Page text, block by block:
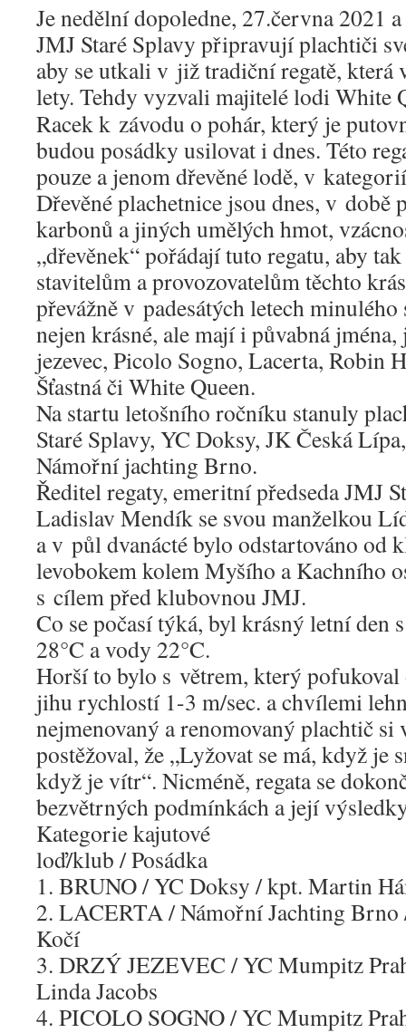
Je nedělní dopoledne, 27.června 2021
JMJ Staré Splavy připravují plachtiči
aby se utkali v již tradiční regatě, která
lety. Tehdy vyzvali majitelé lodi White
Racek k závodu o pohár, který je
budou posádky usilovat i dnes. Této
pouze a jenom dřevěné lodě, v
Dřevěné plachetnice jsou dnes, v době
karbonů a jiných umělých hmot,
„dřevěnek“ pořádají tuto regatu, aby
stavitelům a provozovatelům těchto
převážně v padesátých letech
nejen krásné, ale mají i půvabná
jezevec, Picolo Sogno, Lacerta, Robin
Šťastná či White Queen.
Na startu letošního ročníku stanuly
Staré Splavy, YC Doksy, JK Česká
Námořní jachting Brno.
Ředitel regaty, emeritní předseda JMJ
Ladislav Mendík se svou manželkou
a v půl dvanácté bylo odstartováno od
levobokem kolem Myšího a Kachního
s cílem před klubovnou JMJ.
Co se počasí týká, byl krásný letní den
28°C a vody 22°C.
Horší to bylo s větrem, který pofukoval
jihu rychlostí 1-3 m/sec. a chvílemi
nejmenovaný a renomovaný plachtič
postěžoval, že „Lyžovat se má, když je
když je vítr“. Nicméně, regata se
bezvětrných podmínkách a její
Kategorie kajutové
loď/klub / Posádka
1. BRUNO / YC Doksy / kpt. Martin
2. LACERTA / Námořní Jachting Brno
Kočí
3. DRZÝ JEZEVEC / YC Mumpitz
Linda Jacobs
4. PICOLO SOGNO / YC Mumpitz